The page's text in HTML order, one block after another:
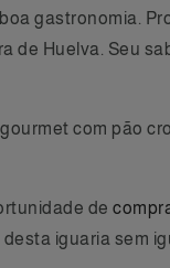
gastronomia.
de Huelva. Seu
com pão
de
iguaria sem